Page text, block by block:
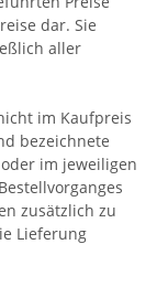
dar. Sie
aller
im Kaufpreis
bezeichnete
im jeweiligen
zusätzlich zu
Lieferung